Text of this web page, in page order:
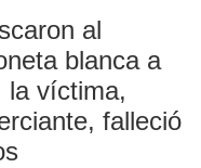
al
blanca a
la víctima,
falleció